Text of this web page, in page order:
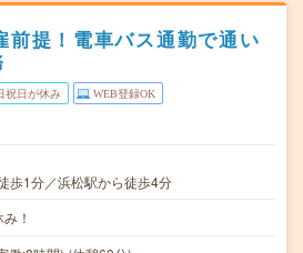
前提！電車バス通勤で通い
祝日が休み WEB登録OK
歩1分／浜松駅から徒歩4分
！